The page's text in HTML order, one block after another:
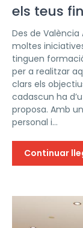
els teus
Des de
moltes
tinguen
per a realitzar
clars els
cadascun ha
proposa. Amb
personal i...
Continuar